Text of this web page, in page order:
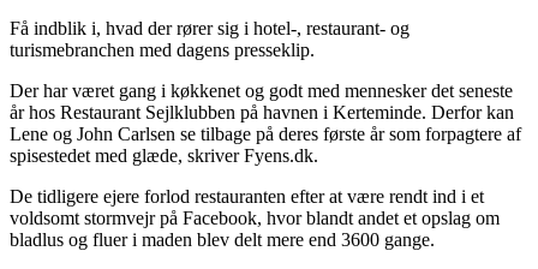
Få indblik i, hvad der rører sig i hotel-, restaurant- og
turismebranchen med dagens presseklip.
Der har været gang i køkkenet og godt med mennesker det seneste
år hos Restaurant Sejlklubben på havnen i Kerteminde. Derfor kan
Lene og John Carlsen se tilbage på deres første år som forpagtere af
spisestedet med glæde, skriver Fyens.dk.
De tidligere ejere forlod restauranten efter at være rendt ind i et
voldsomt stormvejr på Facebook, hvor blandt andet et opslag om
bladlus og fluer i maden blev delt mere end 3600 gange.